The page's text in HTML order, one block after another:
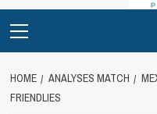
Menu
HOME ANALYSES MATCH
FRIENDLIES